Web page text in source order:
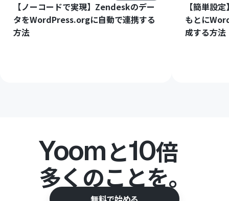
【ノーコードで実現】Zendeskのデー
タをWordPress.orgに自動で連携する
方法
【簡単設
もとに
成する方法
Yoomと10倍
多くのことを。